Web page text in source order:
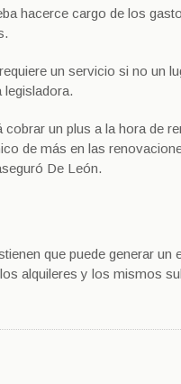
hacerce cargo de los
un servicio si no un
legisladora.
un plus a la hora de
de más en las
De León.
que puede generar
alquileres y los mismos